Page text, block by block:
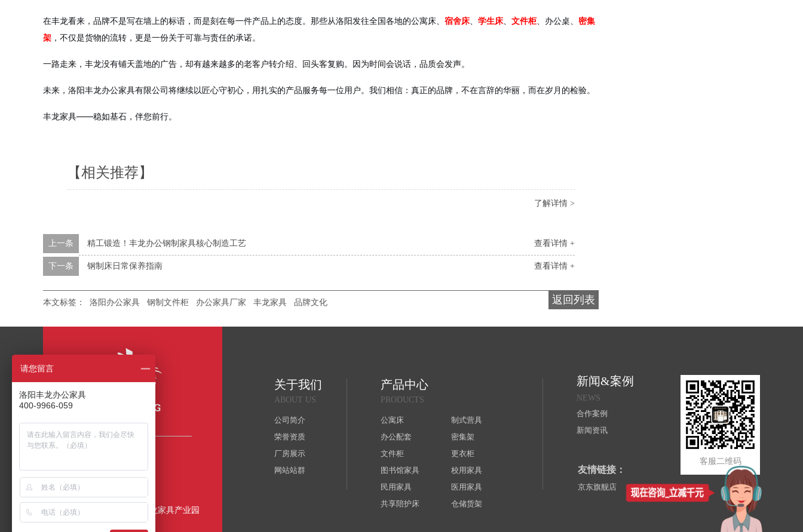
在丰龙看来，品牌不是写在墙上的标语，而是刻在每一件产品上的态度。那些从洛阳发往全国各地的公寓床、 宿舍床 学生床 文件柜、办公桌、 密集
架 ，不仅是货物的流转，更是一份关于可靠与责任的承诺。
一路走来，丰龙没有铺天盖地的广告，却有越来越多的老客户转介绍、回头客复购。因为时间会说话，品质会发声。
未来，洛阳丰龙办公家具有限公司将继续以匠心守初心，用扎实的产品服务每一位用户。我们相信：真正的品牌，不在言辞的华丽，而在岁月的检验。
丰龙家具——稳如基石，伴您前行。
【相关推荐】
了解详情 >
查看详情 +
上一条 精工锻造！丰龙办公钢制家具核心制造工艺
查看详情 +
下一条 钢制床日常保养指南
返回列表
本文标签： 洛阳办公家具 钢制文件柜 办公家具厂家 丰龙家具 品牌文化
400-9966-059
公司地址
中国•洛阳•伊滨区•丰龙家具产业园
关于我们
ABOUT US
公司简介
荣誉资质
厂房展示
网站站群
产品中心
PRODUCTS
公寓床
制式营具
办公配套
密集架
文件柜
更衣柜
图书馆家具
校用家具
民用家具
医用家具
共享陪护床
仓储货架
新闻&案例
NEWS
合作案例
新闻资讯
客服二维码
友情链接：
京东旗舰店
请您留言
洛阳丰龙办公家具
400-9966-059